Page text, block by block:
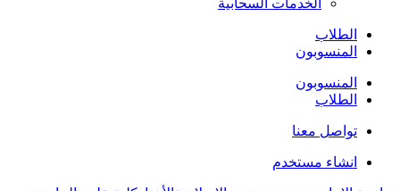
الخدمات السحابية
الطلاب
المنسوبون
المنسوبون
الطلاب
تواصل معنا
انشاء مستخدم